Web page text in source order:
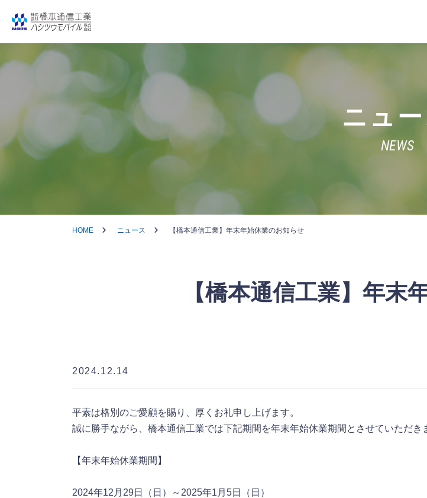
ニュ
NEWS
HOME ニュース 【橋本通信工業】年末年始休業のお知らせ
【橋本通信工業】年末
2024.12.14
平素は格別のご愛顧を賜り、厚くお礼申し上げます。
誠に勝手ながら、橋本通信工業では下記期間を年末年始休業期間とさせていただき
【年末年始休業期間】
2024年12月29日（日）～2025年1月5日（日）